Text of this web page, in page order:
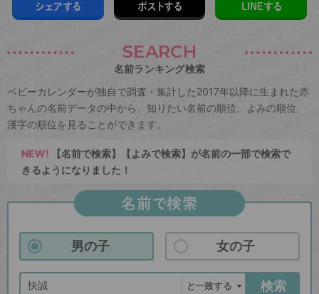
シェアする ポストする LINEする
SEARCH
名前ランキング検索
ベビーカレンダーが独自で調査・集計した2017年以降に生まれた赤
ちゃんの名前データの中から、知りたい名前の順位、よみの順位、
漢字の順位を見ることができます。
NEW! 【名前で検索】【よみで検索】が名前の一部で検索で
きるようになりました！
名前で検索
男の子 女の子
検索